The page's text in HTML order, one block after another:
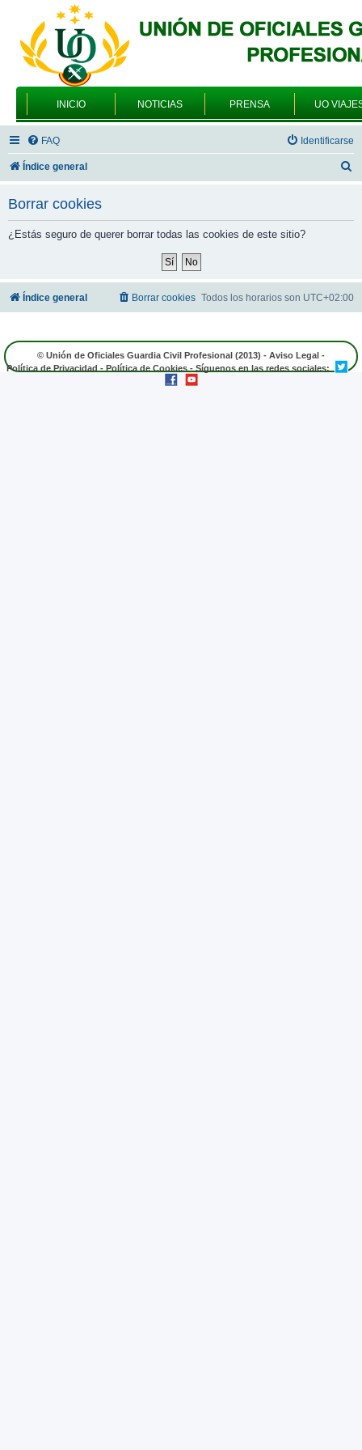
INICIO NOTICIAS PRENSA UO
FAQ Identificarse
Índice general
Borrar cookies
¿Estás seguro de querer borrar todas las cookies de este sitio?
Índice general Todos los horarios son UTC+02:00
Borrar cookies
© Unión de Oficiales Guardia Civil Profesional (2013) - Aviso Legal -
Política de Privacidad - Política de Cookies - Síguenos en las redes sociales: